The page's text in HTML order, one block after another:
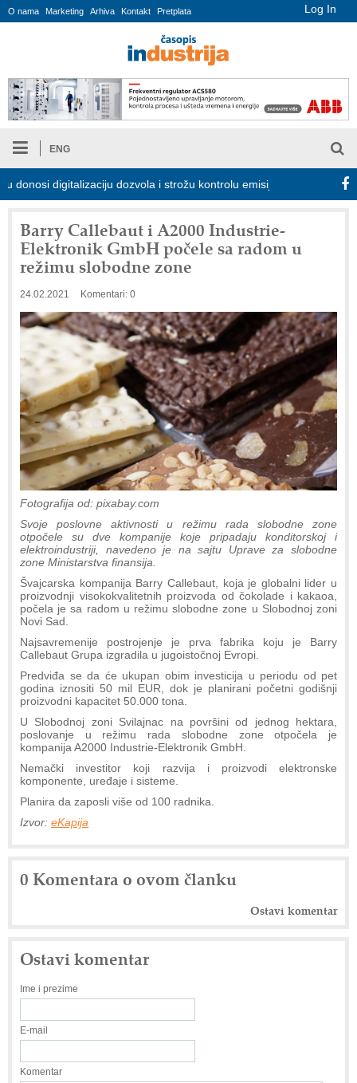
Log In
O nama Marketing Arhiva Kontakt Pretplata
ENG
digitalizaciju dozvola i strožu kontrolu emisija Proizvodnja
Barry Callebaut i A2000 Industrie-
Elektronik GmbH počele sa radom u
režimu slobodne zone
24.02.2021 Komentari: 0
Fotografija od: pixabay.com
Svoje poslovne aktivnosti u režimu rada slobodne zone
otpočele su dve kompanije koje pripadaju konditorskoj i
elektroindustriji, navedeno je na sajtu Uprave za slobodne
zone Ministarstva finansija.
Švajcarska kompanija Barry Callebaut, koja je globalni lider u
proizvodnji visokokvalitetnih proizvoda od čokolade i kakaoa,
počela je sa radom u režimu slobodne zone u Slobodnoj zoni
Novi Sad.
Najsavremenije postrojenje je prva fabrika koju je Barry
Callebaut Grupa izgradila u jugoistočnoj Evropi.
Predviđa se da će ukupan obim investicija u periodu od pet
godina iznositi 50 mil EUR, dok je planirani početni godišnji
proizvodni kapacitet 50.000 tona.
U Slobodnoj zoni Svilajnac na površini od jednog hektara,
poslovanje u režimu rada slobodne zone otpočela je
kompanija A2000 Industrie-Elektronik GmbH.
Nemački investitor koji razvija i proizvodi elektronske
komponente, uređaje i sisteme.
Planira da zaposli više od 100 radnika.
Izvor: eKapija
0 Komentara o ovom članku
Ostavi komentar
Ostavi komentar
Ime i prezime
E-mail
Komentar